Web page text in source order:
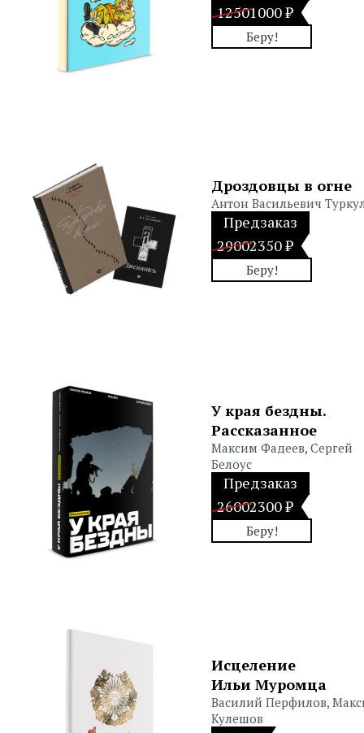
12501000 ₽
Беру!
Дроздовцы в огне
Антон Васильевич
Предзаказ
29002350 ₽
Беру!
У края бездны.
Рассказанное
Максим Фадеев, Сергей
Белоус
Предзаказ
26002300 ₽
Беру!
Исцеление
Ильи Муромца
Василий Перфилов,
Кулешов